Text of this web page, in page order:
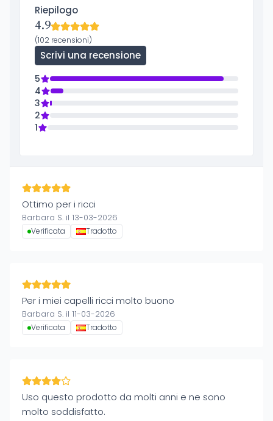
Riepilogo
4.9
(102 recensioni)
Scrivi una recensione
5
4
3
2
1
Ottimo per i ricci
Barbara S. il 13-03-2026
Verificata Tradotto
Per i miei capelli ricci molto buono
Barbara S. il 11-03-2026
Verificata Tradotto
Uso questo prodotto da molti anni e ne sono
molto soddisfatto.